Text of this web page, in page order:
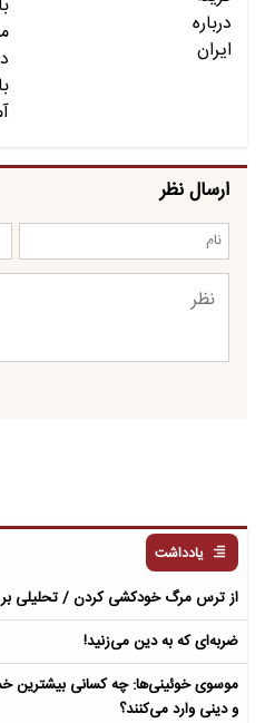
ارسال نظر
یادداشت
از ترس مرگ خودکشی کردن / تحلیلی بر آنچه
ضربه‌ای که به دین می‌زنید!
موسوی خوئینی‌ها: چه کسانی بیشترین
و دینی وارد می‌کنند؟